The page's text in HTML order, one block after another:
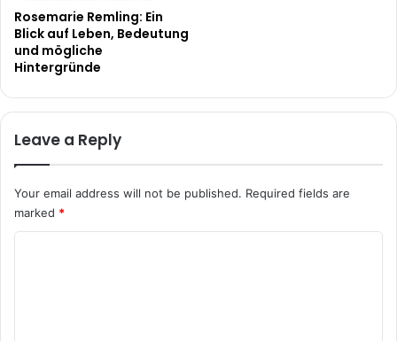
Rosemarie Remling: Ein
Blick auf Leben, Bedeutung
und mögliche
Hintergründe
Leave a Reply
Your email address will not be published. Required fields are
marked *